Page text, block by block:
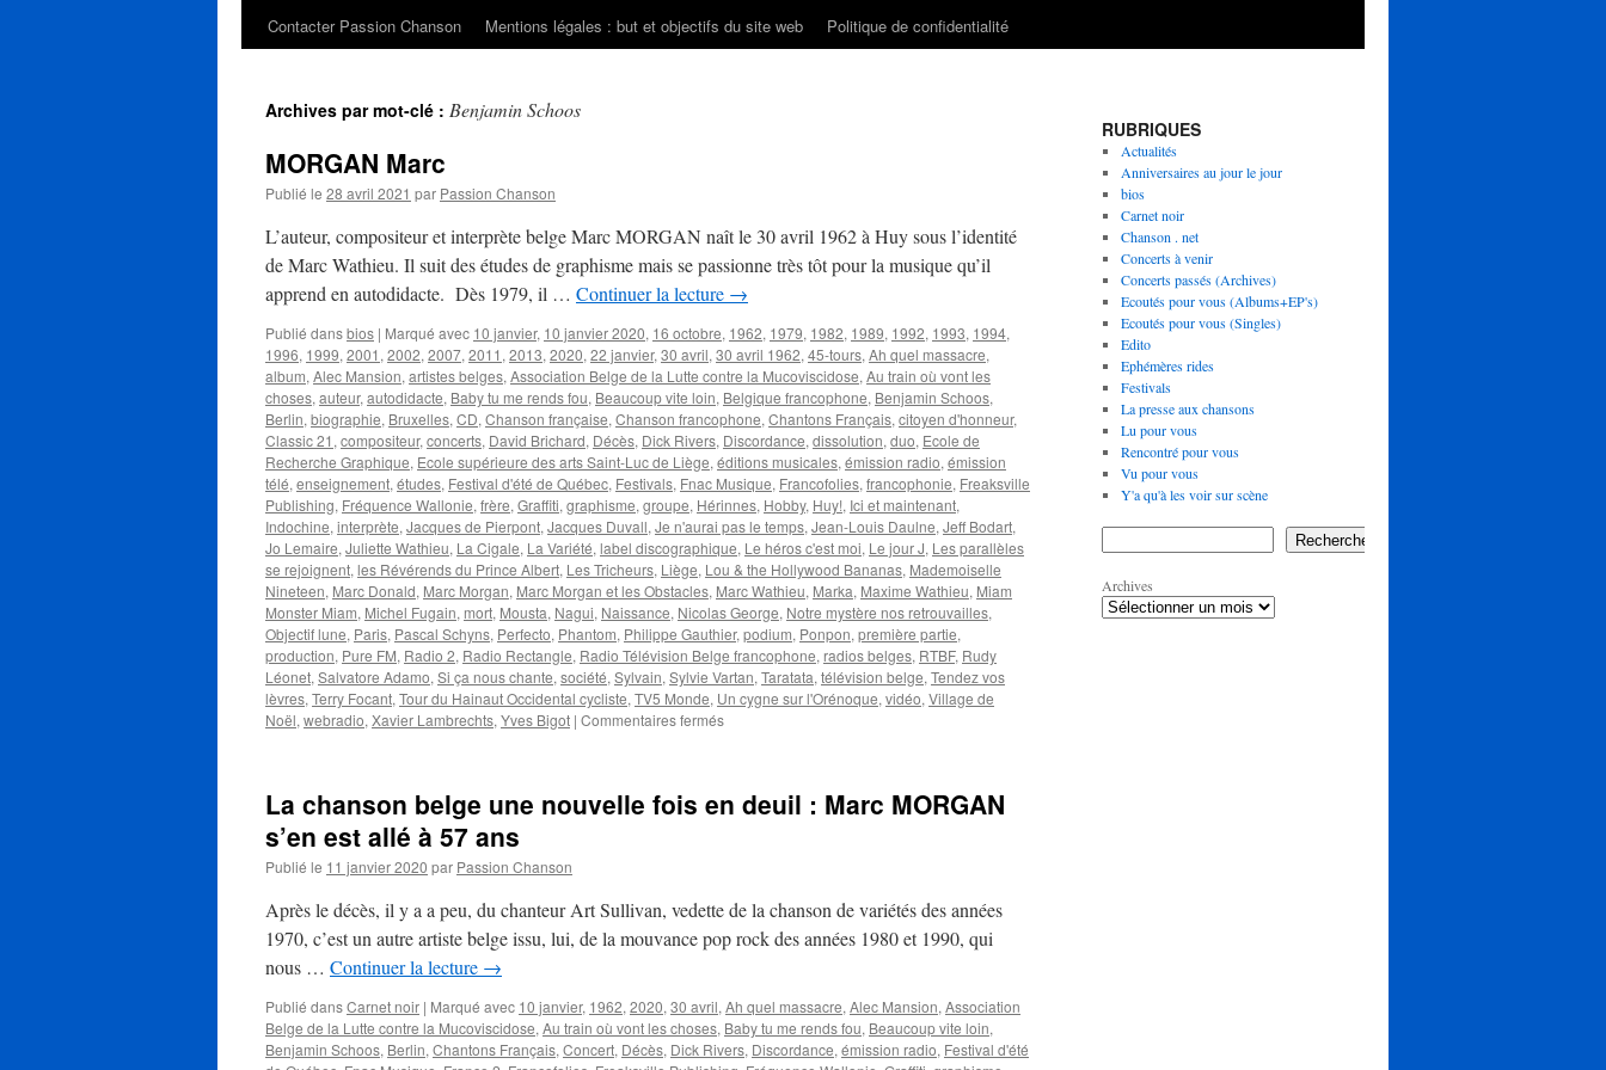
Contacter Passion Chanson
Mentions légales : but et objectifs du site web Politique de confidentialité
Archives par mot-clé : Benjamin Schoos
MORGAN Marc
Publié le 28 avril 2021 par Passion Chanson
L’auteur, compositeur et interprète belge Marc MORGAN naît le 30 avril 1962 à Huy sous l’identité
de Marc Wathieu. Il suit des études de graphisme mais se passionne très tôt pour la musique qu’il
apprend en autodidacte. Dès 1979, il … Continuer la lecture →
Publié dansbios | Marqué avec 10 janvier, 10 janvier 2020, 16 octobre, 1962, 1979, 1982, 1989, 1992, 1993, 1994,
1996, 1999, 2001 , 2002, 2007, 2011 , 2013, 2020, 22 janvier, 30 avril, 30 avril 1962, 45-tours, Ah quel massacre,
album, Alec Mansion, artistes belges, Association Belge de la Lutte contre la Mucoviscidose, Au train où vont les
choses, auteur, autodidacte, Baby tu me rends fou, Beaucoup vite loin, Belgique francophone, Benjamin Schoos,
Berlin, biographie, Bruxelles, CD, Chanson française, Chanson francophone, Chantons Français, citoyen d'honneur,
Classic 21 , compositeur, concerts, David Brichard, Décès, Dick Rivers, Discordance, dissolution, duo, Ecole de
Recherche Graphique, Ecole supérieure des arts Saint-Luc de Liège, éditions musicales, émission radio, émission
télé, enseignement, études, Festival d'été de Québec, Festivals, Fnac Musique, Francofolies, francophonie, Freaksville
Publishing, Fréquence Wallonie, frère, Graffiti, graphisme, groupe, Hérinnes, Hobby, Huy!, Ici et maintenant,
Indochine, interprète, Jacques de Pierpont, Jacques Duvall, Je n'aurai pas le temps, Jean-Louis Daulne, Jeff Bodart,
Jo Lemaire, Juliette Wathieu, La Cigale, La Variété, label discographique, Le héros c'est moi, Le jour J, Les parallèles
se rejoignent, les Révérends du Prince Albert, Les Tricheurs, Liège, Lou & the Hollywood Bananas, Mademoiselle
Nineteen, Marc Donald, Marc Morgan, Marc Morgan et les Obstacles, Marc Wathieu, Marka, Maxime Wathieu, Miam
Monster Miam, Michel Fugain, mort, Mousta, Nagui, Naissance, Nicolas George, Notre mystère nos retrouvailles,
Objectif lune, Paris, Pascal Schyns, Perfecto, Phantom, Philippe Gauthier, podium, Ponpon, première partie,
production, Pure FM, Radio 2, Radio Rectangle, Radio Télévision Belge francophone, radios belges, RTBF, Rudy
Léonet, Salvatore Adamo, Si ça nous chante, société, Sylvain, Sylvie Vartan, Taratata, télévision belge, Tendez vos
lèvres, Terry Focant, Tour du Hainaut Occidental cycliste, TV5 Monde, Un cygne sur l'Orénoque, vidéo, Village de
Noël, webradio, Xavier Lambrechts, Yves Bigot | Commentaires ferméssur
La chanson belge une nouvelle fois en deuil : Marc MORGAN
s’en est allé à 57 ans
Publié le 11 janvier 2020 par Passion Chanson
Après le décès, il y a a peu, du chanteur Art Sullivan, vedette de la chanson de variétés des années
1970, c’est un autre artiste belge issu, lui, de la mouvance pop rock des années 1980 et 1990, qui
nous … Continuer la lecture →
Publié dansCarnet noir | Marqué avec 10 janvier, 1962, 2020, 30 avril, Ah quel massacre, Alec Mansion, Association
Belge de la Lutte contre la Mucoviscidose, Au train où vont les choses, Baby tu me rends fou, Beaucoup vite loin,
Benjamin Schoos, Berlin, Chantons Français, Concert, Décès, Dick Rivers, Discordance, émission radio, Festival d'été
RUBRIQUES
Actualités
Anniversaires au jour le jour
bios
Carnet noir
Chanson . net
Concerts à venir
Concerts passés (Archives)
Ecoutés pour vous (Albums+EP's)
Ecoutés pour vous (Singles)
Edito
Ephémères rides
Festivals
La presse aux chansons
Lu pour vous
Rencontré pour vous
Vu pour vous
Y'a qu'à les voir sur scène
Rechercher
Archives